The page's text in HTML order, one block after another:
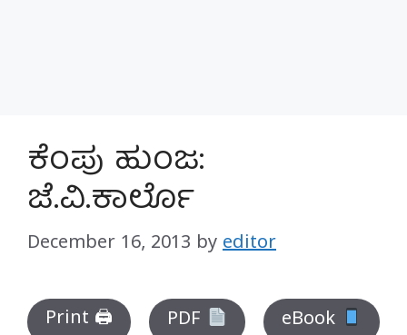
ಕೆಂಪು ಹುಂಜ:
ಜೆ.ವಿ.ಕಾರ್ಲೊ
December 16, 2013 by editor
Print 🖨 PDF eBook